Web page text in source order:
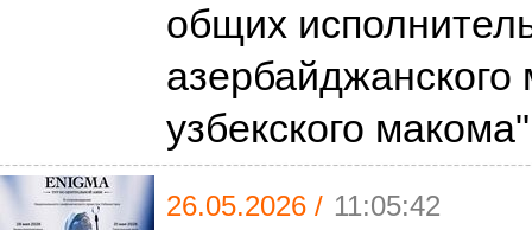
общих
азербайджанского
узбекского
26.05.2026 / 11:05:42